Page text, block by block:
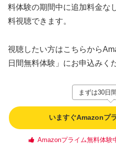
料体験の期間中に追加料金な
料視聴できます。
視聴したい方はこちらから
日間無料体験」にお申込みく
まずは30日
いますぐAmazonプ
Amazonプライム無料体験